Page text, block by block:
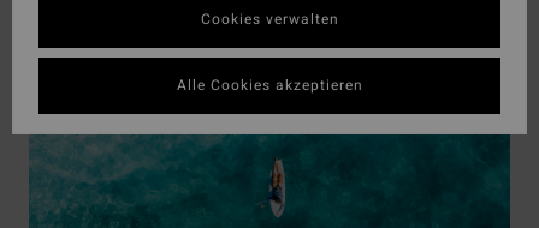
Nutze das Student Beans Angebot
Cookies verwalten
Alle Cookies akzeptieren